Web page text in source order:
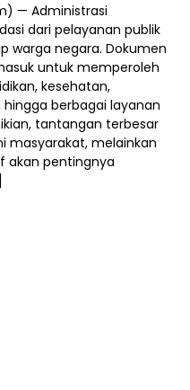
— Administrasi
dari pelayanan publik
warga negara. Dokumen
untuk memperoleh
kesehatan,
hingga berbagai layanan
tantangan terbesar
masyarakat, melainkan
akan pentingnya